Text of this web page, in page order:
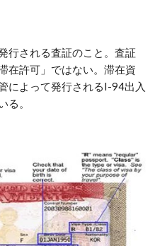
行される査証のこと。査証
在許可」ではない。滞在資
によって発行されるI-94出入
る。